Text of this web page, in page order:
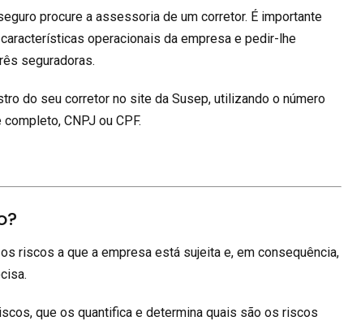
procure a assessoria de um corretor. É importante
operacionais da empresa e pedir-lhe
seguradoras.
do seu corretor no site da Susep, utilizando o número
CNPJ ou CPF.
riscos a que a empresa está sujeita e, em consequência,
que os quantifica e determina quais são os riscos